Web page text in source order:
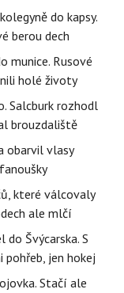
do kapsy.
berou dech
munice. Rusové
holé životy
Salcburk rozhodl
brouzdaliště
obarvil vlasy
které válcovaly
ale mlčí
do Švýcarska. S
jen hokej
Stačí ale